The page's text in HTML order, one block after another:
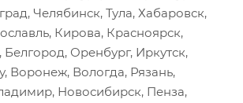
Челябинск, Тула, Хабаровск,
Кирова, Красноярск,
Оренбург, Иркутск,
Воронеж, Вологда, Рязань,
Новосибирск, Пенза,